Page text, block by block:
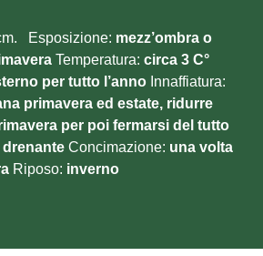
Esposizione: mezz’ombra o
Temperatura: circa 3 C°
per tutto l’anno Innaffiatura:
primavera ed estate, ridurre
per poi fermarsi del tutto
drenante Concimazione: una volta
Riposo: inverno